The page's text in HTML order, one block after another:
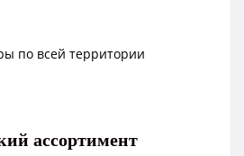
по всей территории
ассортимент